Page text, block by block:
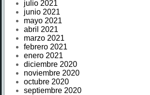
julio 2021
junio 2021
mayo 2021
abril 2021
marzo 2021
febrero 2021
enero 2021
diciembre 2020
noviembre 2020
octubre 2020
septiembre 2020